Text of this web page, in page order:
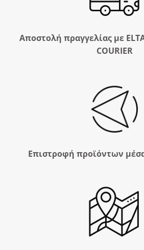
Αποστολή πραγγελίας με
COURIER
Επιστροφή προϊόντων